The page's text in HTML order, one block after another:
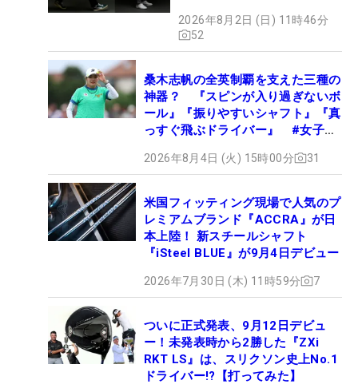
2026年8月2日 (日) 11時46分
52
桑木志帆の全英制覇を支えた三種の
神器？ 『スピンが入り過ぎないボ
ール』『振りやすいシャフト』『真
っすぐ飛ぶドライバー』 #女子プ
2026年8月4日 (火) 15時00分 31
米国フィッティング現場で人気のプ
レミアムブランド『ACCRA』が日
本上陸！ 新スチールシャフト
『iSteel BLUE』が9月4日デビュー
2026年7月30日 (木) 11時59分 7
ついに正式発表、9月12日デビュ
ー！未発表時から2勝した『ZXi
RKT LS』は、スリクソン史上No.1
ドライバー!?【打ってみた】